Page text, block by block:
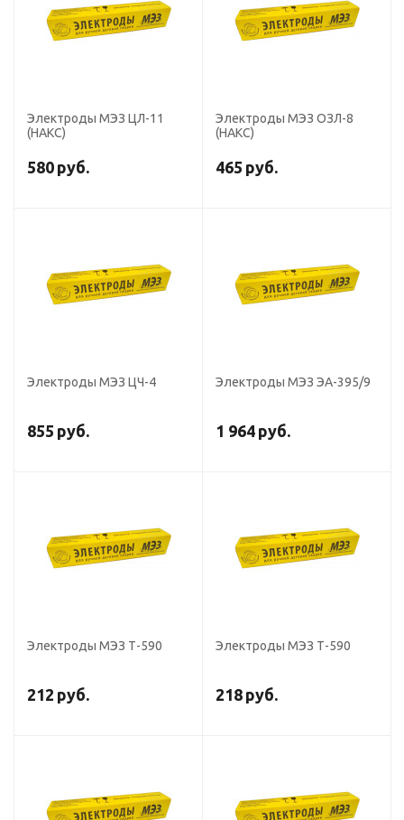
Электроды МЭЗ ЦЛ-11
(НАКС)
580 руб.
Электроды МЭЗ ОЗЛ-8
(НАКС)
465 руб.
Электроды МЭЗ ЦЧ-4
855 руб.
Электроды МЭЗ ЭА-395/9
1 964 руб.
Электроды МЭЗ Т-590
212 руб.
Электроды МЭЗ Т-590
218 руб.